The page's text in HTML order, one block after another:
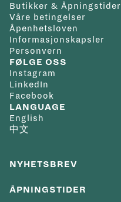
Butikker & Åpningstider
Våre betingelser
Åpenhetsloven
Informasjonskapsler
Personvern
FØLGE OSS
Instagram
LinkedIn
Facebook
LANGUAGE
English
中文
NYHETSBREV
ÅPNINGSTIDER